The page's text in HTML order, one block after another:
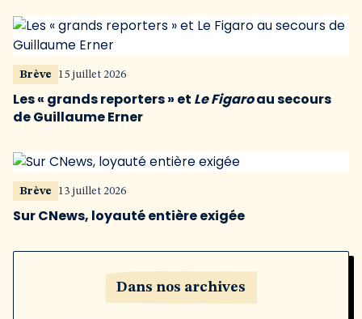
Brève 15 juillet 2026
Les « grands reporters » et Le Figaroau secours
de Guillaume Erner
Brève 13 juillet 2026
Sur CNews, loyauté entière exigée
Dans nos archives